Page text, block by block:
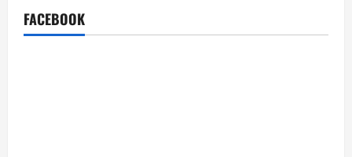
FACEBOOK